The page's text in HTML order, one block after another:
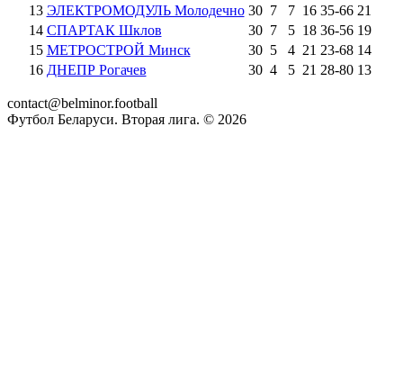
13 ЭЛЕКТРОМОДУЛЬ Молодечно 30 7 7 16 35-66 21
14 СПАРТАК Шклов 30 7 5 18 36-56 19
15 МЕТРОСТРОЙ Минск 30 5 4 21 23-68 14
16 ДНЕПР Рогачев 30 4 5 21 28-80 13
contact@belminor.football
Футбол Беларуси. Вторая лига. © 2026